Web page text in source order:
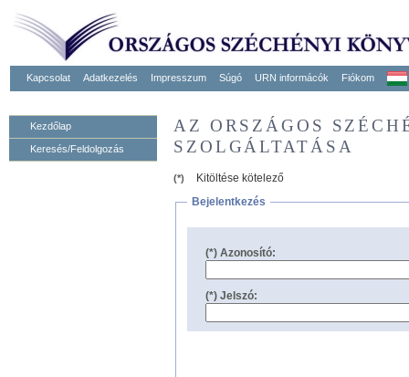
Kapcsolat Adatkezelés Impresszum Súgó URN informácók Fiókom
Kezdőlap
Keresés/Feldolgozás
AZ ORSZÁGOS
SZOLGÁLTATÁSA
(*)
Kitöltése kötelező
Bejelentkezés
(*) Azonosító:
(*) Jelszó: